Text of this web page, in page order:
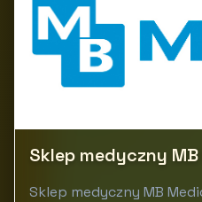
Sklep medyczny
Sklep medyczny MB